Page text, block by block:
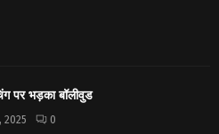
पर भड़का बॉलीवुड
2025 0